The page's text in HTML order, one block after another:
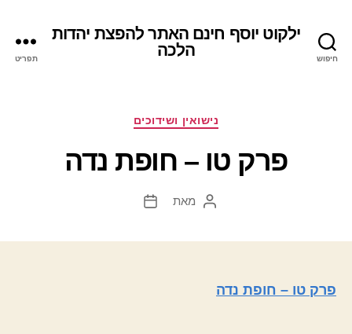
חיפוש
ילקוט יוסף חינם האתר להפצת יהדות
הלכה
תפריט
קטגוריות
נישואין ושידוכים
פרק טו – חופת נדה
המחבר
מאת
תאריך
פרק טו – חופת נדה